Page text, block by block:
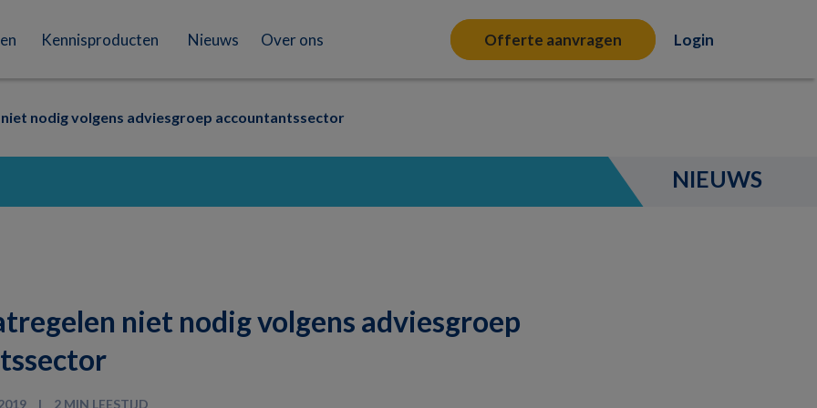
Kennisproducten Nieuws Over ons Offerte aanvragen Login
nodig volgens adviesgroep accountantssector
NIEUWS
niet nodig volgens adviesgroep
2 MIN LEESTIJD